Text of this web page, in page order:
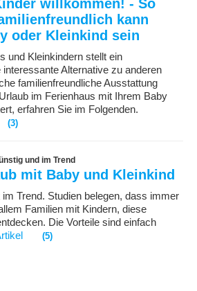
willkommen! - So
kann
oder Kleinkind sein
und Kleinkindern stellt ein
interessante Alternative zu anderen
familienfreundliche Ausstattung
im Ferienhaus mit Ihrem Baby
erfahren Sie im Folgenden.
(3)
und im Trend
mit Baby und Kleinkind
im Trend. Studien belegen, dass immer
Familien mit Kindern, diese
Die Vorteile sind einfach
(5)